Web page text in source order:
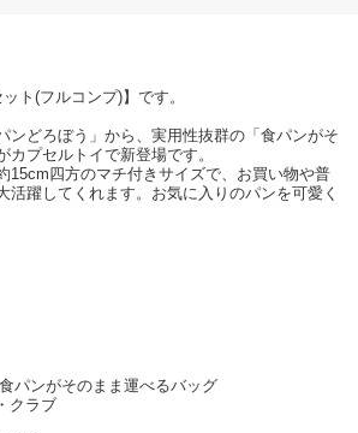
ト(フルコンプ)】です。
ンどろぼう」から、実用性抜群の「食パンがそ
カプセルトイで新登場です。
15cm四方のマチ付きサイズで、お買い物や普
活躍してくれます。お気に入りのパンを可愛く
パンがそのまま運べるバッグ
クラブ